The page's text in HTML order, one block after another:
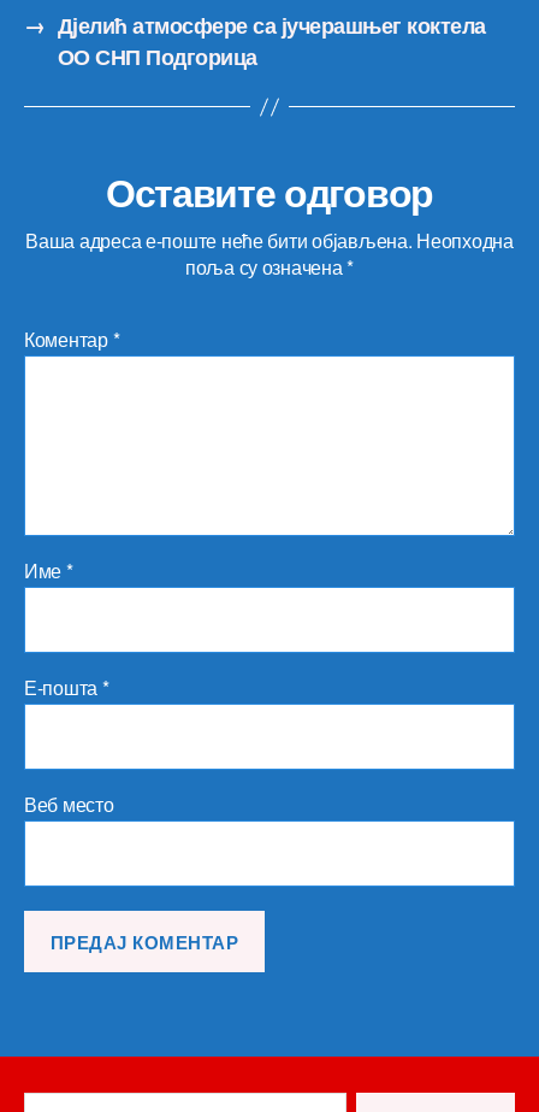
→ Дјелић атмосфере са јучерашњег коктела
ОО СНП Подгорица
Оставите одговор
Ваша адреса е-поште неће бити објављена. Неопходна
поља су означена*
Коментар*
Име*
Е-пошта*
Веб место